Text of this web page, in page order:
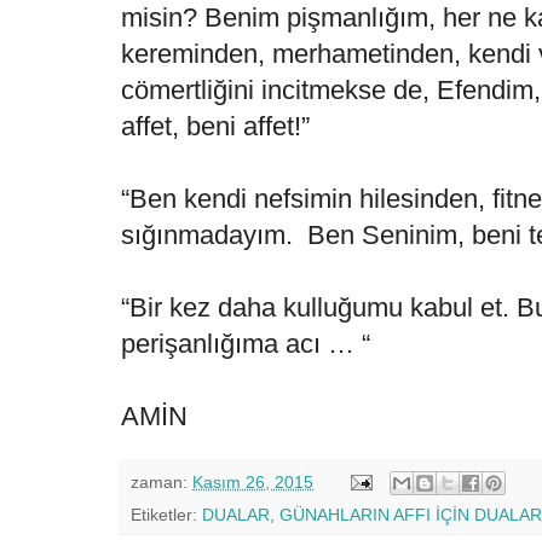
misin? Benim pişmanlığım, her ne
kereminden, merhametinden, kendi
cömertliğini incitmekse de,
affet, beni affet!”
“Ben kendi nefsimin hilesinden,
sığınmadayım. Ben Seninim, beni
“Bir kez daha kulluğumu kabul et.
perişanlığıma acı … “
AMİN
zaman: Kasım 26, 2015
Etiketler: DUALAR GÜNAHLARIN AFFI İÇİN DUALAR